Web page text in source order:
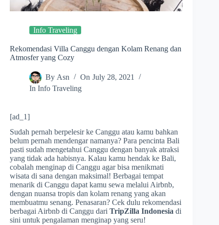
Info Traveling
Rekomendasi Villa Canggu dengan Kolam Renang dan
Atmosfer yang Cozy
By Asn On July 28, 2021
In Info Traveling
[ad_1]
Sudah pernah berpelesir ke Canggu atau kamu bahkan
belum pernah mendengar namanya? Para pencinta Bali
pasti sudah mengetahui Canggu dengan banyak atraksi
yang tidak ada habisnya. Kalau kamu hendak ke Bali,
cobalah menginap di Canggu agar bisa menikmati
wisata di sana dengan maksimal! Berbagai tempat
menarik di Canggu dapat kamu sewa melalui Airbnb,
dengan nuansa tropis dan kolam renang yang akan
membuatmu senang. Penasaran? Cek dulu rekomendasi
berbagai Airbnb di Canggu dari TripZilla Indonesia di
sini untuk pengalaman menginap yang seru!